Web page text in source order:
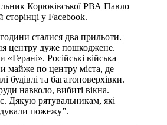
Корюківської РВА Павло
у Facebook.
години сталися два прильоти.
центру дуже пошкоджене.
Російські війська
майже по центру міста, де
будівлі та багатоповерхівки.
навколо, вибиті вікна.
Дякую рятувальникам, які
пожежу”.